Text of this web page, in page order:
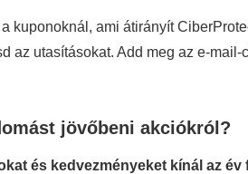
kuponoknál, ami átirányít
az utasításokat. Add meg az e-
jövőbeni akciókról?
és kedvezményeket kínál az év